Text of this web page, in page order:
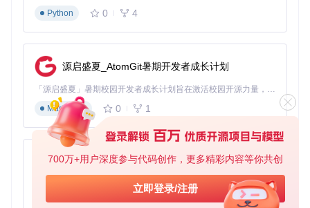
700万+用户深度参与代码创作，更多精彩内容等你共创
立即登录/注册
nfig.yaml
，重点设置：
惩罚强度范围（建议初始设置5-20）
安全阈值（推荐默认值50）
紧急停止快捷键（建议设置为F12）
启动系统分别启动前端和后端服务：
# 启动前端
cd frontend && npm install && npm run dev
# 启动后端
Python
0 4
源启盛夏_AtomGit暑期开发者成长计划
「源启盛夏」暑期校园开发者成长计划旨在激活校园开源力量，通过积分激励、认证扶持、资源倾斜等形式，引导高校组织和开发者完成「入驻 — 建项目 — 做贡献 — 获认证 — 得资源」的完整闭环。无论你是想带领社团入驻平台的组织者，还是希望用代码贡献证明自己的开发者，都能在这里找到属于你的成长路径。
Markdown
0 1
py-xiaozhi
基于Python的Xiaozhi AI，适用于想要完整Xiaozhi体验而无需拥有专用硬件的用户。
Python
0 1